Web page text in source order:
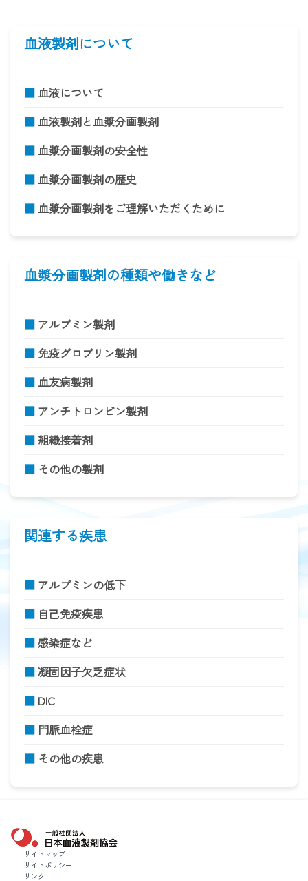
血液製剤について
血液について
血液製剤と血漿分画製剤
血漿分画製剤の安全性
血漿分画製剤の歴史
血漿分画製剤をご理解いただくために
血漿分画製剤の種類や働きなど
アルブミン製剤
免疫グロブリン製剤
血友病製剤
アンチトロンビン製剤
組織接着剤
その他の製剤
関連する疾患
アルブミンの低下
自己免疫疾患
感染症など
凝固因子欠乏症状
DIC
門脈血栓症
その他の疾患
サイトマップ
サイトポリシー
リンク